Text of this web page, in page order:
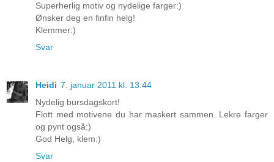
Superherlig motiv og nydelige farger:)
Ønsker deg en finfin helg!
Klemmer:)
Svar
Heidi 7. januar 2011 kl. 13:44
Nydelig bursdagskort!
Flott med motivene du har maskert sammen. Lekre farger
og pynt også:)
God Helg, klem:)
Svar